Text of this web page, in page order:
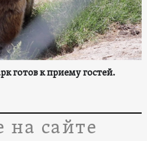
готов к приему гостей.
на сайте